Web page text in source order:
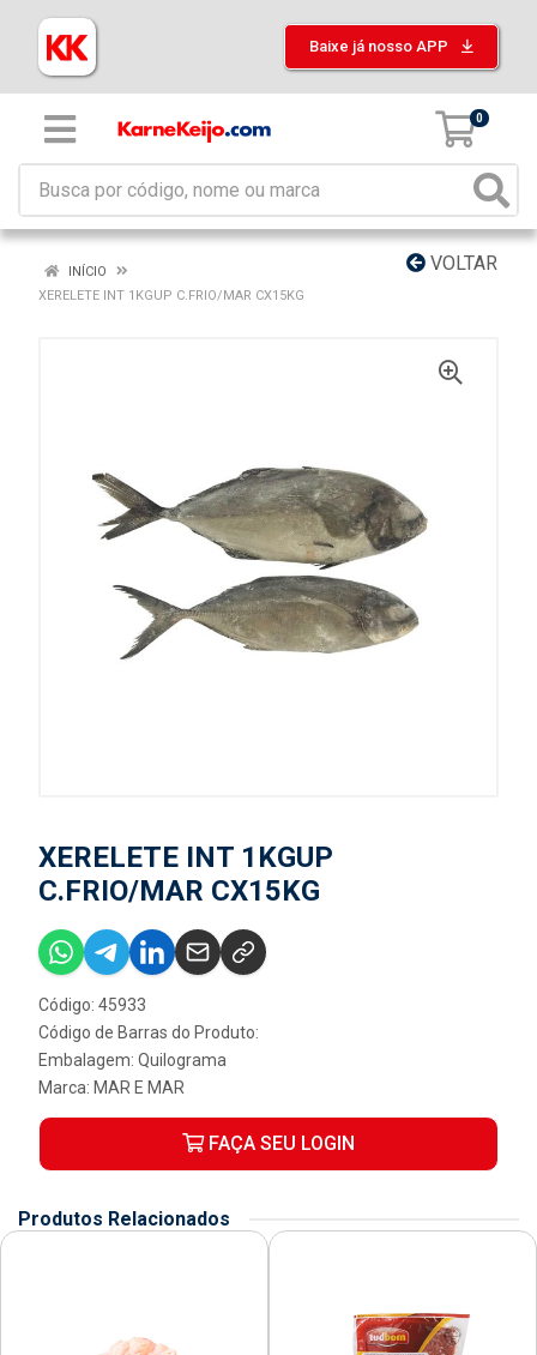
Baixe já nosso APP
0
VOLTAR
INÍCIO
XERELETE INT 1KGUP C.FRIO/MAR CX15KG
XERELETE INT 1KGUP
C.FRIO/MAR CX15KG
Código: 45933
Código de Barras do Produto:
Embalagem: Quilograma
Marca: MAR E MAR
FAÇA SEU LOGIN
Produtos Relacionados